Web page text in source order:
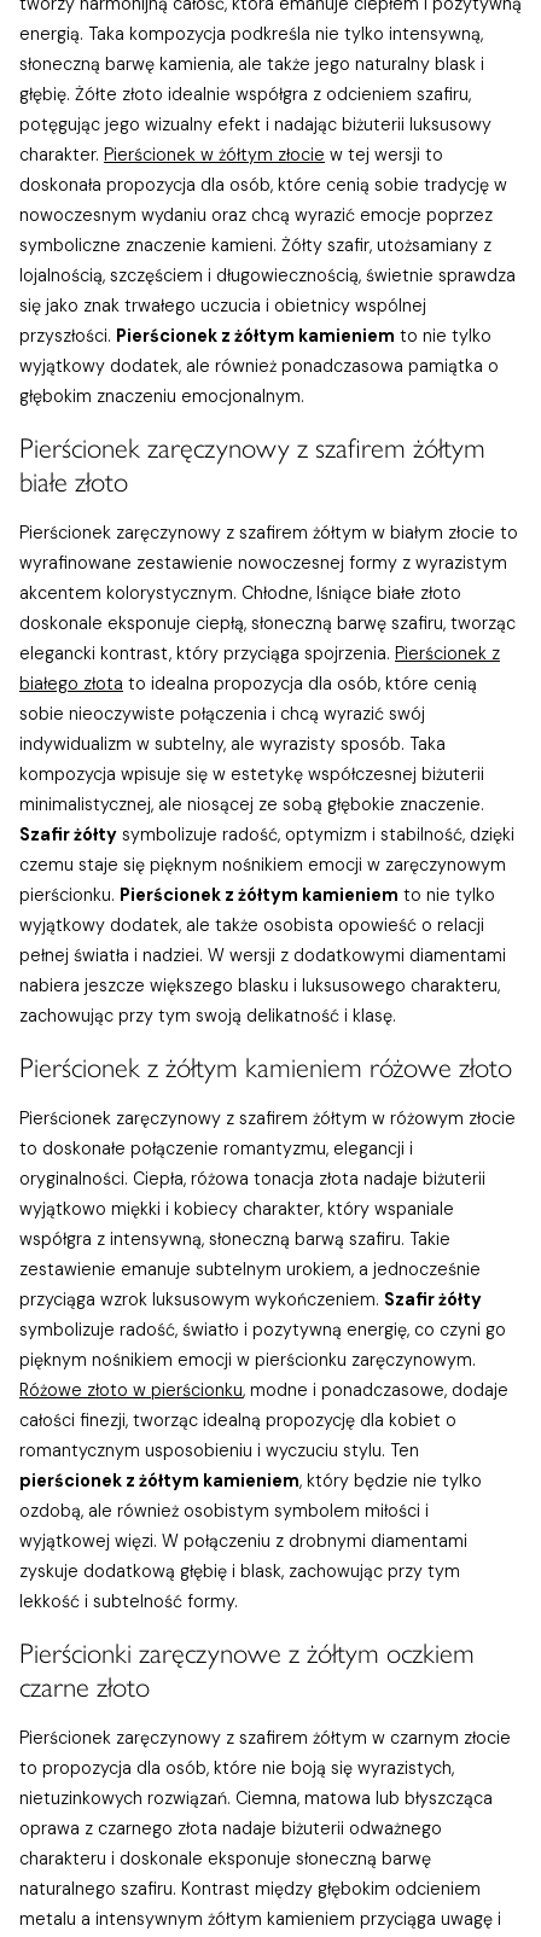
energią. Taka kompozycja podkreśla nie tylko intensywną,
słoneczną barwę kamienia, ale także jego naturalny blask i
głębię. Żółte złoto idealnie współgra z odcieniem szafiru,
potęgując jego wizualny efekt i nadając biżuterii luksusowy
charakter. Pierścionek w żółtym złocie w tej wersji to
doskonała propozycja dla osób, które cenią sobie tradycję w
nowoczesnym wydaniu oraz chcą wyrazić emocje poprzez
symboliczne znaczenie kamieni. Żółty szafir, utożsamiany z
lojalnością, szczęściem i długowiecznością, świetnie sprawdza
się jako znak trwałego uczucia i obietnicy wspólnej
przyszłości. Pierścionek z żółtym kamieniem to nie tylko
wyjątkowy dodatek, ale również ponadczasowa pamiątka o
głębokim znaczeniu emocjonalnym.
Pierścionek zaręczynowy z szafirem żółtym
białe złoto
Pierścionek zaręczynowy z szafirem żółtym w białym złocie to
wyrafinowane zestawienie nowoczesnej formy z wyrazistym
akcentem kolorystycznym. Chłodne, lśniące białe złoto
doskonale eksponuje ciepłą, słoneczną barwę szafiru, tworząc
elegancki kontrast, który przyciąga spojrzenia. Pierścionek z
białego złota to idealna propozycja dla osób, które cenią
sobie nieoczywiste połączenia i chcą wyrazić swój
indywidualizm w subtelny, ale wyrazisty sposób. Taka
kompozycja wpisuje się w estetykę współczesnej biżuterii
minimalistycznej, ale niosącej ze sobą głębokie znaczenie.
Szafir żółty symbolizuje radość, optymizm i stabilność, dzięki
czemu staje się pięknym nośnikiem emocji w zaręczynowym
pierścionku. Pierścionek z żółtym kamieniem to nie tylko
wyjątkowy dodatek, ale także osobista opowieść o relacji
pełnej światła i nadziei. W wersji z dodatkowymi diamentami
nabiera jeszcze większego blasku i luksusowego charakteru,
zachowując przy tym swoją delikatność i klasę.
Pierścionek z żółtym kamieniem różowe złoto
Pierścionek zaręczynowy z szafirem żółtym w różowym złocie
to doskonałe połączenie romantyzmu, elegancji i
oryginalności. Ciepła, różowa tonacja złota nadaje biżuterii
wyjątkowo miękki i kobiecy charakter, który wspaniale
współgra z intensywną, słoneczną barwą szafiru. Takie
zestawienie emanuje subtelnym urokiem, a jednocześnie
przyciąga wzrok luksusowym wykończeniem. Szafir żółty
symbolizuje radość, światło i pozytywną energię, co czyni go
pięknym nośnikiem emocji w pierścionku zaręczynowym.
Różowe złoto w pierścionku, modne i ponadczasowe, dodaje
całości finezji, tworząc idealną propozycję dla kobiet o
romantycznym usposobieniu i wyczuciu stylu. Ten
pierścionek z żółtym kamieniem, który będzie nie tylko
ozdobą, ale również osobistym symbolem miłości i
wyjątkowej więzi. W połączeniu z drobnymi diamentami
zyskuje dodatkową głębię i blask, zachowując przy tym
lekkość i subtelność formy.
Pierścionki zaręczynowe z żółtym oczkiem
czarne złoto
Pierścionek zaręczynowy z szafirem żółtym w czarnym złocie
to propozycja dla osób, które nie boją się wyrazistych,
nietuzinkowych rozwiązań. Ciemna, matowa lub błyszcząca
oprawa z czarnego złota nadaje biżuterii odważnego
charakteru i doskonale eksponuje słoneczną barwę
naturalnego szafiru. Kontrast między głębokim odcieniem
metalu a intensywnym żółtym kamieniem przyciąga uwagę i